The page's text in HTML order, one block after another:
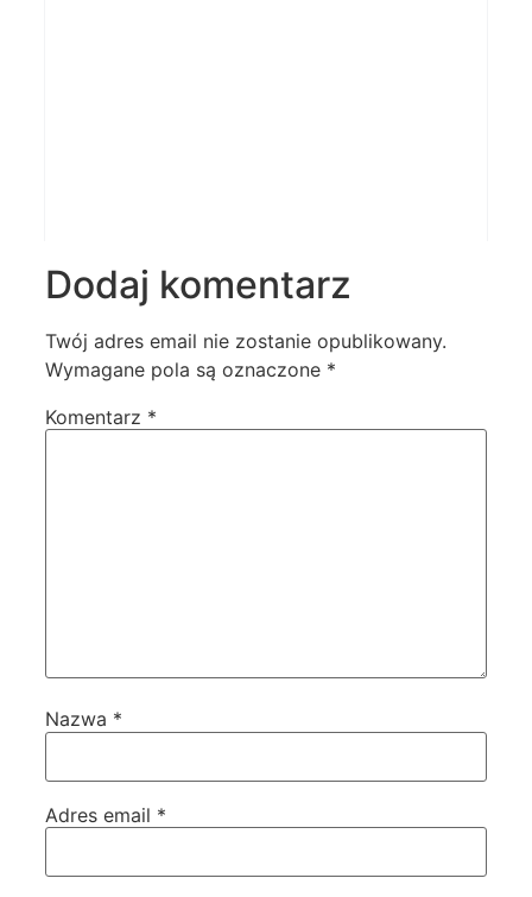
Dodaj komentarz
Twój adres email nie zostanie opublikowany.
Wymagane pola są oznaczone *
Komentarz *
Nazwa *
Adres email *